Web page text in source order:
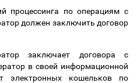
процессинга по операциям с
должен заключить договор
заключает договора с
в своей информационной
электронных кошельков по